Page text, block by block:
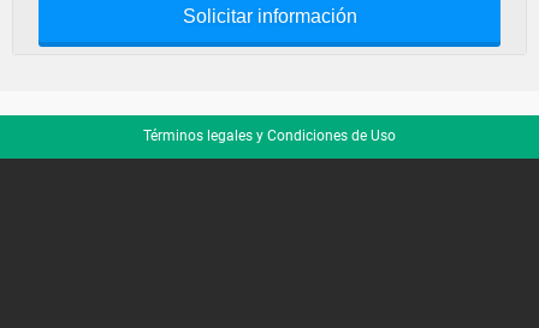
Solicitar información
Términos legales y Condiciones de Uso